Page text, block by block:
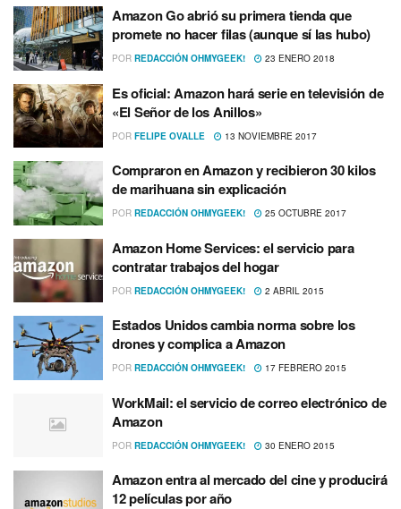
Amazon Go abrió su primera tienda que
promete no hacer filas (aunque sí­ las hubo)
POR REDACCIÓN OHMYGEEK! 23 ENERO 2018
Es oficial: Amazon hará serie en televisión de
«El Señor de los Anillos»
POR FELIPE OVALLE 13 NOVIEMBRE 2017
Compraron en Amazon y recibieron 30 kilos
de marihuana sin explicación
POR REDACCIÓN OHMYGEEK! 25 OCTUBRE 2017
Amazon Home Services: el servicio para
contratar trabajos del hogar
POR REDACCIÓN OHMYGEEK! 2 ABRIL 2015
Estados Unidos cambia norma sobre los
drones y complica a Amazon
POR REDACCIÓN OHMYGEEK! 17 FEBRERO 2015
WorkMail: el servicio de correo electrónico de
Amazon
POR REDACCIÓN OHMYGEEK! 30 ENERO 2015
Amazon entra al mercado del cine y producirá
12 pelí­culas por año